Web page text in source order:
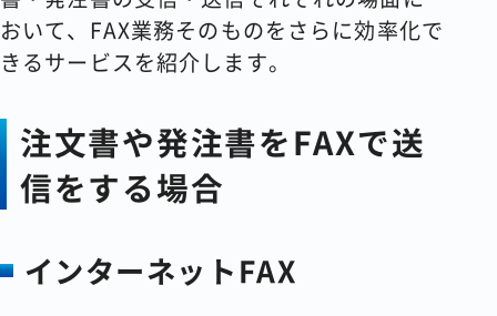
おいて、FAX業務そのものをさらに効率化で
きるサービスを紹介します。
注文書や発注書をFAXで送
信をする場合
インターネットFAX